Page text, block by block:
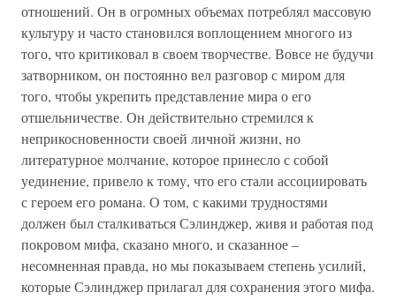
отношений. Он в огромных объемах потреблял массовую
культуру и часто становился воплощением многого из
того, что критиковал в своем творчестве. Вовсе не будучи
затворником, он постоянно вел разговор с миром для
того, чтобы укрепить представление мира о его
отшельничестве. Он действительно стремился к
неприкосновенности своей личной жизни, но
литературное молчание, которое принесло с собой
уединение, привело к тому, что его стали ассоциировать
с героем его романа. О том, с какими трудностями
должен был сталкиваться Сэлинджер, живя и работая под
покровом мифа, сказано много, и сказанное –
несомненная правда, но мы показываем степень усилий,
которые Сэлинджер прилагал для сохранения этого мифа.